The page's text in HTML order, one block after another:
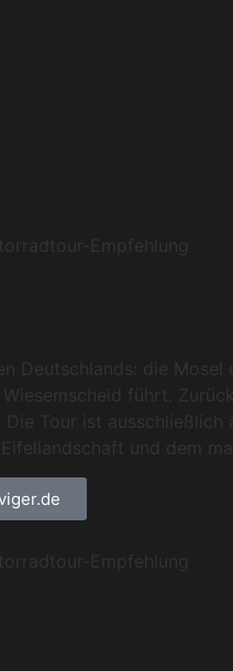
die
führt.
Tour ist
und dem